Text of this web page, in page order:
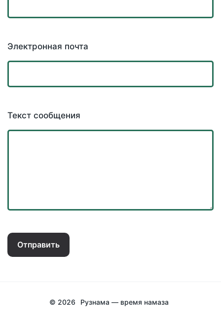
Электронная почта
Текст сообщения
Отправить
© 2026 Рузнама — время намаза